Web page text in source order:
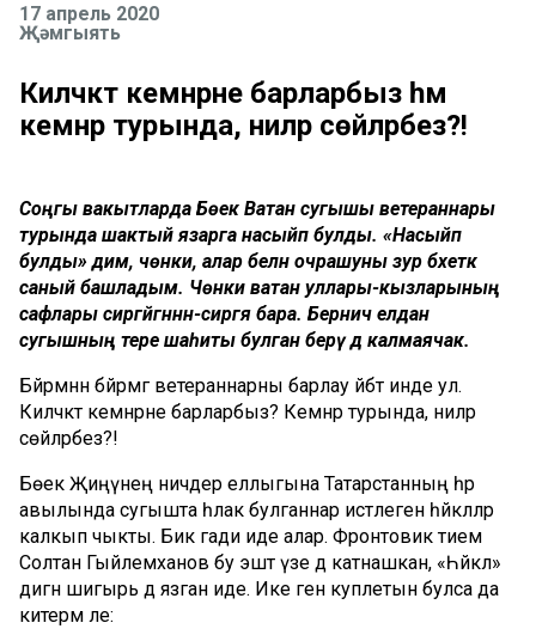
17 апрель 2020
Җәмгыять
Киләчәктә кемнәрне барларбыз һәм
кемнәр турында, ниләр сөйләрбез?!
Соңгы вакытларда Бөек Ватан сугышы ветераннары
турында шактый язарга насыйп булды. «Насыйп
булды» дим, чөнки, алар белән очрашуны зур бәхеткә
саный башладым. Чөнки ватан уллары-кызларының
сафлары сирәгәйгәннән-сирәгәя бара. Берничә елдан
сугышның тере шаһиты булган берәү дә калмаячак.
Бәйрәмнән бәйрәмгә ветераннарны барлау әйбәт инде ул.
Киләчәктә кемнәрне барларбыз? Кемнәр турында, ниләр
сөйләрбез?!
Бөек Җиңүнең ничәдер еллыгына Татарстанның һәр
авылында сугышта һәлак булганнар истә­легенә һәйкәлләр
калкып чыкты. Бик гади иде алар. Фронтовик әтием
Солтан Гыйлемханов бу эштә үзе дә катнашкан, «Һәйкәл»
дигән шигырь дә язган иде. Ике генә куплетын булса да
китерәм әле: